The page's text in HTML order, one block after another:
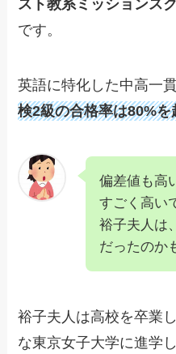
スト教系ミッションス
です。
英語に特化した中高一
検2級の合格率は80%を
偏差値も高
すごく高い
裕子夫人は
だったのか
裕子夫人は高校を卒業
な東京女子大学に進学し